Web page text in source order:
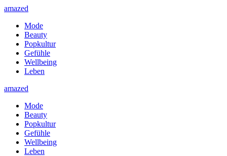
amazed
Mode
Beauty
Popkultur
Gefühle
Wellbeing
Leben
amazed
Mode
Beauty
Popkultur
Gefühle
Wellbeing
Leben